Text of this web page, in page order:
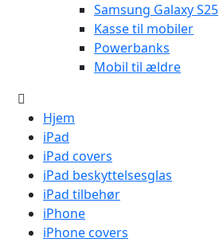
Samsung Galaxy S25
Kasse til mobiler
Powerbanks
Mobil til ældre
Hjem
iPad
iPad covers
iPad beskyttelsesglas
iPad tilbehør
iPhone
iPhone covers